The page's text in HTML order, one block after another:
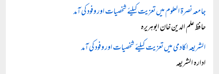
جامعہ نصرۃ العلوم میں تعزیت کیلئے شخصیات اور وفود کی آمد
حافظ علم الدین خان ابوہریرہ
الشریعہ اکادمی میں تعزیت کیلئے شخصیات اور وفود کی آمد
ادارہ الشریعہ